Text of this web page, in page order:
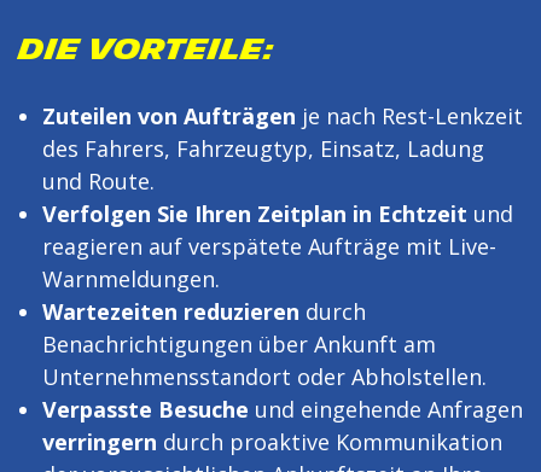
DIE VORTEILE:
Zuteilen von Aufträgen je nach Rest-Lenkzeit
des Fahrers, Fahrzeugtyp, Einsatz, Ladung
und Route.
Verfolgen Sie Ihren Zeitplan in Echtzeit und
reagieren auf verspätete Aufträge mit Live-
Warnmeldungen.
Wartezeiten reduzieren durch
Benachrichtigungen über Ankunft am
Unternehmensstandort oder Abholstellen.
Verpasste Besuche und eingehende Anfragen
verringern durch proaktive Kommunikation